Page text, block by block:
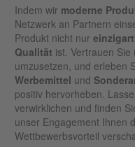
Indem wir moderne
Netzwerk an Partnern
Produkt nicht nur
Qualität ist. Vertrauen
umzusetzen, und erleben
Werbemittel und
positiv hervorheben.
verwirklichen und finden
unser Engagement Ihnen
Wettbewerbsvorteil